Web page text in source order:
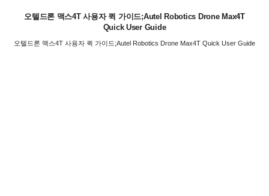
오텔드론 맥스4T 사용자 퀵 가이드;Autel Robotics Drone Max4T
Quick User Guide
오텔드론 맥스4T 사용자 퀵 가이드;Autel Robotics Drone Max4T Quick User Guide